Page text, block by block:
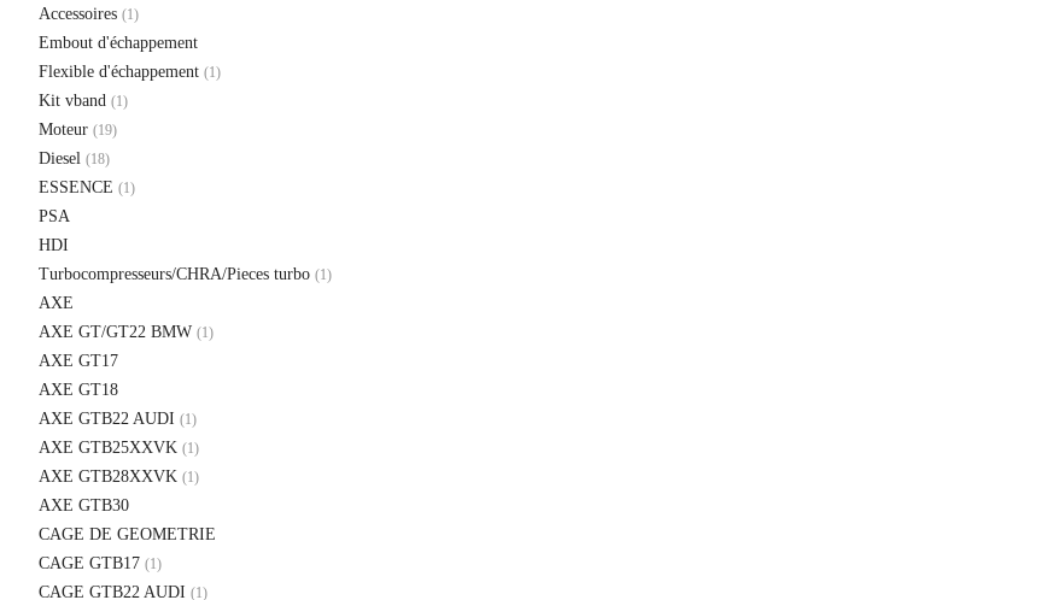
Accessoires (1)
Embout d'échappement
Flexible d'échappement (1)
Kit vband (1)
Moteur (19)
Diesel (18)
ESSENCE (1)
PSA
HDI
Turbocompresseurs/CHRA/Pieces turbo (1)
AXE
AXE GT/GT22 BMW (1)
AXE GT17
AXE GT18
AXE GTB22 AUDI (1)
AXE GTB25XXVK (1)
AXE GTB28XXVK (1)
AXE GTB30
CAGE DE GEOMETRIE
CAGE GTB17 (1)
CAGE GTB22 AUDI (1)